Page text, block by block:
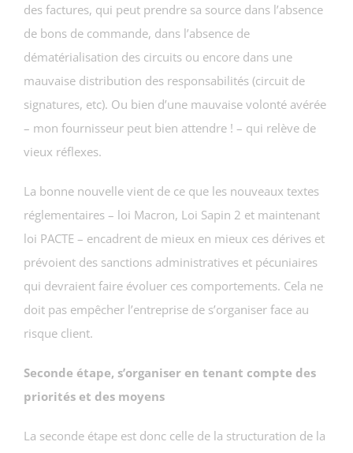
des factures, qui peut prendre sa source dans l’absence
de bons de commande, dans l’absence de
dématérialisation des circuits ou encore dans une
mauvaise distribution des responsabilités (circuit de
signatures, etc). Ou bien d’une mauvaise volonté avérée
– mon fournisseur peut bien attendre ! – qui relève de
vieux réflexes.
La bonne nouvelle vient de ce que les nouveaux textes
réglementaires – loi Macron, Loi Sapin 2 et maintenant
loi PACTE – encadrent de mieux en mieux ces dérives et
prévoient des sanctions administratives et pécuniaires
qui devraient faire évoluer ces comportements. Cela ne
doit pas empêcher l’entreprise de s’organiser face au
risque client.
Seconde étape, s’organiser en tenant compte des
priorités et des moyens
La seconde étape est donc celle de la structuration de la